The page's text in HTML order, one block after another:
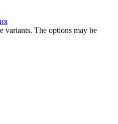
variants. The options may be